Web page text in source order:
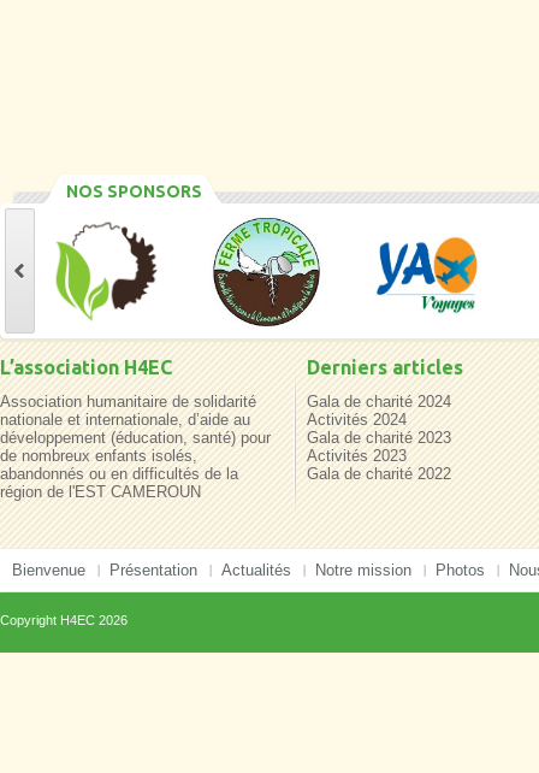
NOS SPONSORS
L’association H4EC
Association humanitaire de solidarité
nationale et internationale, d’aide au
développement (éducation, santé) pour
de nombreux enfants isolés,
abandonnés ou en difficultés de la
région de l'EST CAMEROUN
Derniers articles
Gala de charité 2024
Activités 2024
Gala de charité 2023
Activités 2023
Gala de charité 2022
Bienvenue Présentation Actualités Notre mission Photos
Copyright H4EC 2026